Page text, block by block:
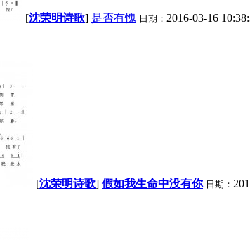
[沈荣明诗歌] 是否有愧 日期： 2016-03-16
[沈荣明诗歌] 假如我生命中没有你 日期：